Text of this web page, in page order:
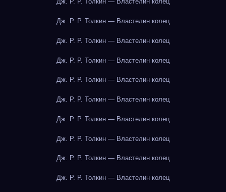
Дж. Р. Р. Толкин — Властелин колец
Дж. Р. Р. Толкин — Властелин колец
Дж. Р. Р. Толкин — Властелин колец
Дж. Р. Р. Толкин — Властелин колец
Дж. Р. Р. Толкин — Властелин колец
Дж. Р. Р. Толкин — Властелин колец
Дж. Р. Р. Толкин — Властелин колец
Дж. Р. Р. Толкин — Властелин колец
Дж. Р. Р. Толкин — Властелин колец